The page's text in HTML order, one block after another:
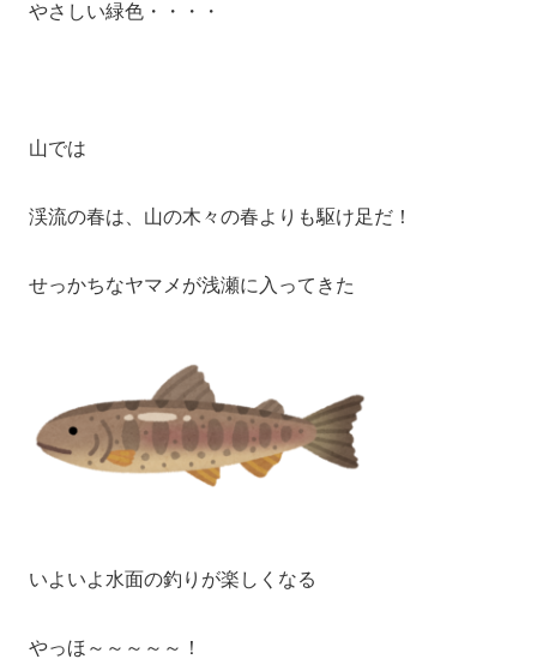
やさしい緑色・・・・
山では
渓流の春は、山の木々の春よりも駆け足だ！
せっかちなヤマメが浅瀬に入ってきた
いよいよ水面の釣りが楽しくなる
やっほ～～～～～！